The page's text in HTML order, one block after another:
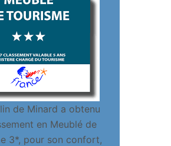
de Minard a obtenu
en Meublé de
3*, pour son confort,